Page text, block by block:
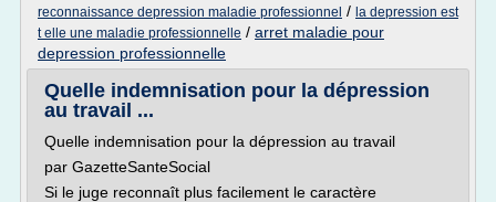
reconnaissance depression maladie professionnel / la depression est
t elle une maladie professionnelle / arret maladie pour
depression professionnelle
Quelle indemnisation pour la dépression
au travail ...
Quelle indemnisation pour la dépression au travail
par GazetteSanteSocial
Si le juge reconnaît plus facilement le caractère